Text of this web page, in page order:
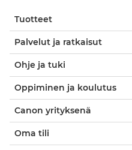
Tuotteet
Palvelut ja ratkaisut
Ohje ja tuki
Oppiminen ja koulutus
Canon yrityksenä
Oma tili